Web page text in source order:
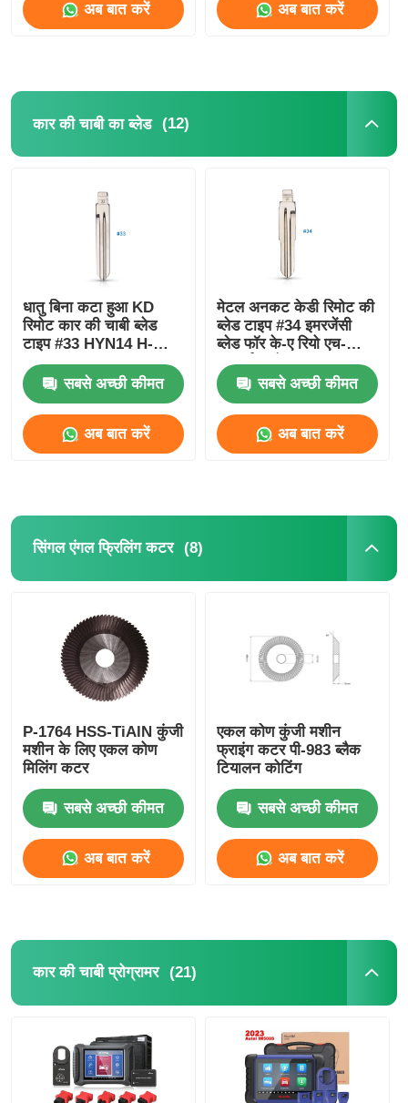
अब बात करें अब बात करें
कार की चाबी का ब्लेड (12)
धातु बिना कटा हुआ KD
रिमोट कार की चाबी ब्लेड
टाइप #33 HYN14 H-
Yundai Accent K-Ia
33# के लिएसबसे अच्छी कीमत
अब बात करें
मेटल अनकट केडी रिमोट की
ब्लेड टाइप #34 इमरजेंसी
ब्लेड फॉर के-ए रियो एच-
यूनडाई एक्सेंट HYN10
सबसे अच्छी कीमत
अब बात करें
सिंगल एंगल फ्रिलिंग कटर (8)
P-1764 HSS-TiAlN कुंजी
मशीन के लिए एकल कोण
मिलिंग कटर
सबसे अच्छी कीमत
अब बात करें
एकल कोण कुंजी मशीन
फ्राइंग कटर पी-983 ब्लैक
टियालन कोटिंग
सबसे अच्छी कीमत
अब बात करें
कार की चाबी प्रोग्रामर (21)